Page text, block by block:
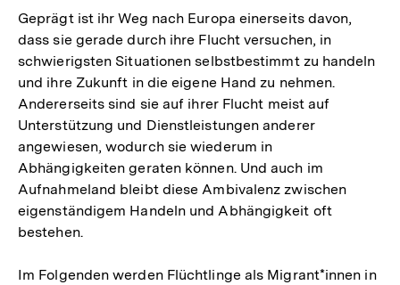
Geprägt ist ihr Weg nach Europa einerseits davon,
dass sie gerade durch ihre Flucht versuchen, in
schwierigsten Situationen selbstbestimmt zu handeln
und ihre Zukunft in die eigene Hand zu nehmen.
Andererseits sind sie auf ihrer Flucht meist auf
Unterstützung und Dienstleistungen anderer
angewiesen, wodurch sie wiederum in
Abhängigkeiten geraten können. Und auch im
Aufnahmeland bleibt diese Ambivalenz zwischen
eigenständigem Handeln und Abhängigkeit oft
bestehen.
Im Folgenden werden Flüchtlinge als Migrant*innen in